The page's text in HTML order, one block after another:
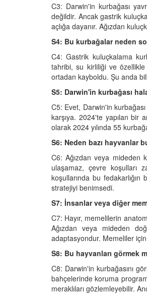
C3: Darwin'in kurbağası
değildir. Ancak gastrik
açlığa dayanır. Ağızdan
S4: Bu kurbağalar neden
C4: Gastrik kuluçkalama
tahribi, su kirliliği ve
ortadan kayboldu. Şu anda
S5: Darwin'in kurbağası
C5: Evet, Darwin'in
karşıya. 2024'te yapılan bir
olarak 2024 yılında 55
S6: Neden bazı hayvanlar
C6: Ağızdan veya mideden
ulaşamaz, çevre koşulları
koşullarında bu
stratejiyi benimsedi.
S7: İnsanlar veya diğer
C7: Hayır, memelilerin
Ağızdan veya mideden
adaptasyondur. Memeliler
S8: Bu hayvanları görmek
C8: Darwin'in kurbağasını
bahçelerinde koruma
meraklıları gözlemleyebilir.